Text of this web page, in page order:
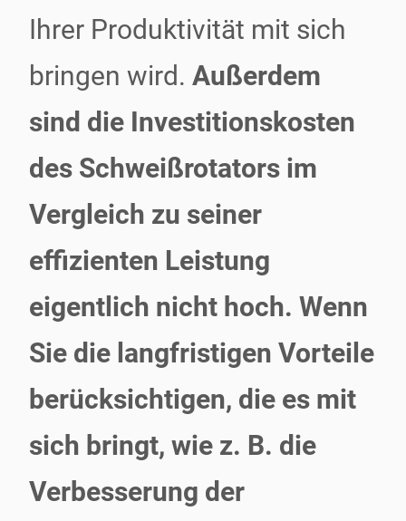
Ihrer Produktivität mit sich
bringen wird. Außerdem
sind die Investitionskosten
des Schweißrotators im
Vergleich zu seiner
effizienten Leistung
eigentlich nicht hoch. Wenn
Sie die langfristigen Vorteile
berücksichtigen, die es mit
sich bringt, wie z. B. die
Verbesserung der